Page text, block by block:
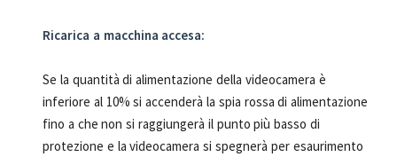
Ricarica a macchina accesa:
Se la quantità di alimentazione della videocamera è
inferiore al 10% si accenderà la spia rossa di alimentazione
fino a che non si raggiungerà il punto più basso di
protezione e la videocamera si spegnerà per esaurimento